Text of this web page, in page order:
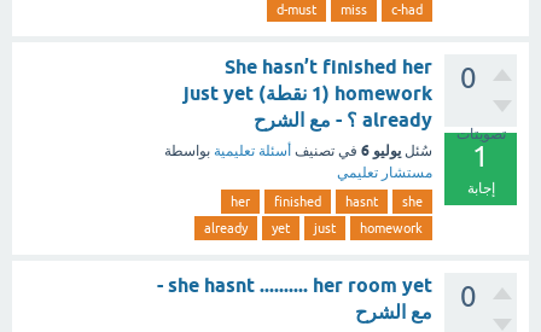
c-had
miss
d-must
0
تصويتات
1
إجابة
She hasn’t finished her
homework (1 نقطة) just yet
already ؟ - مع الشرح
سُئل يوليو 6 في تصنيف أسئلة تعليمية بواسطة
مستشار تعليمي
she
hasnt
finished
her
homework
just
yet
already
0
she hasnt .......... her room yet -
مع الشرح